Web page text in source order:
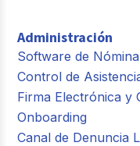
Administración
Software de Nómina
Control de
Firma Electrónica y
Onboarding
Canal de Denuncia